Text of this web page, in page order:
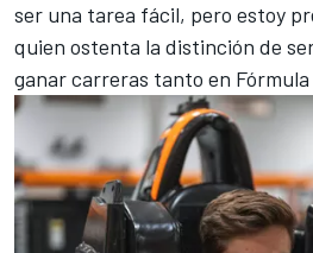
ser una tarea fácil, pero estoy
quien ostenta la distinción de
ganar carreras tanto en Fórmula